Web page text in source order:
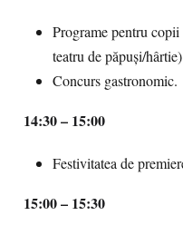
Programe pentru
teatru de păpuși/
Concurs gastronomic.
14:30 – 15:00
Festivitatea de
15:00 – 15:30